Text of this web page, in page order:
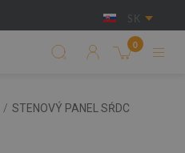
SK
0
/ STENOVÝ PANEL SŔDC